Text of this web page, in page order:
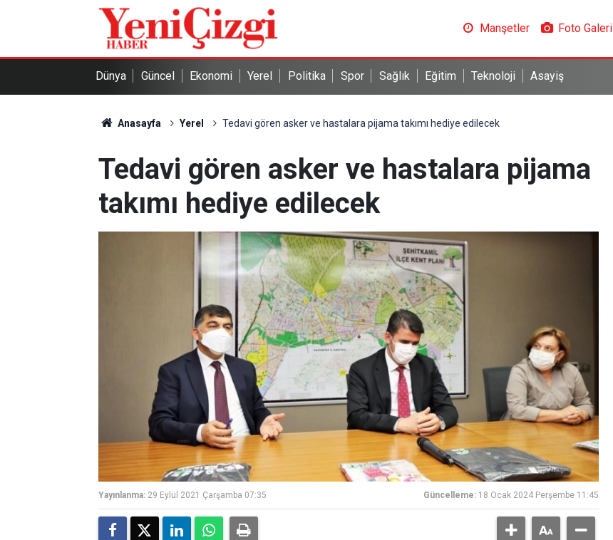
Manşetler Foto Galeri
Dünya Güncel Ekonomi Yerel Politika Spor Sağlık Eğitim Teknoloji Asayiş
Anasayfa Yerel Tedavi gören asker ve hastalara pijama takımı hediye edilecek
Tedavi gören asker ve hastalara pijama
takımı hediye edilecek
Yayınlanma: 29 Eylül 2021 Çarşamba 07:35 Güncelleme: 18 Ocak 2024 Perşembe 11:45